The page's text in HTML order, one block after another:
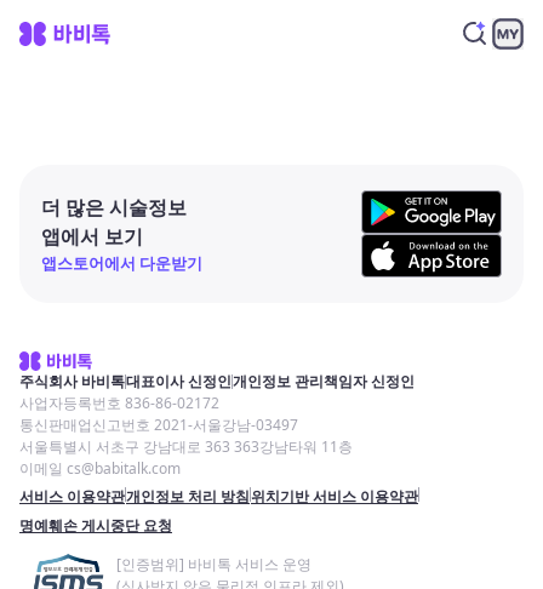
더 많은 시술정보
앱에서 보기
앱스토어에서 다운받기
주식회사 바비톡대표이사 신정인개인정보 관리책임자 신정인
사업자등록번호 836-86-02172
통신판매업신고번호 2021-서울강남-03497
서울특별시 서초구 강남대로 363 363강남타워 11층
이메일 cs@babitalk.com
서비스 이용약관개인정보 처리 방침위치기반 서비스 이용약관
명예훼손 게시중단 요청
[인증범위] 바비톡 서비스 운영